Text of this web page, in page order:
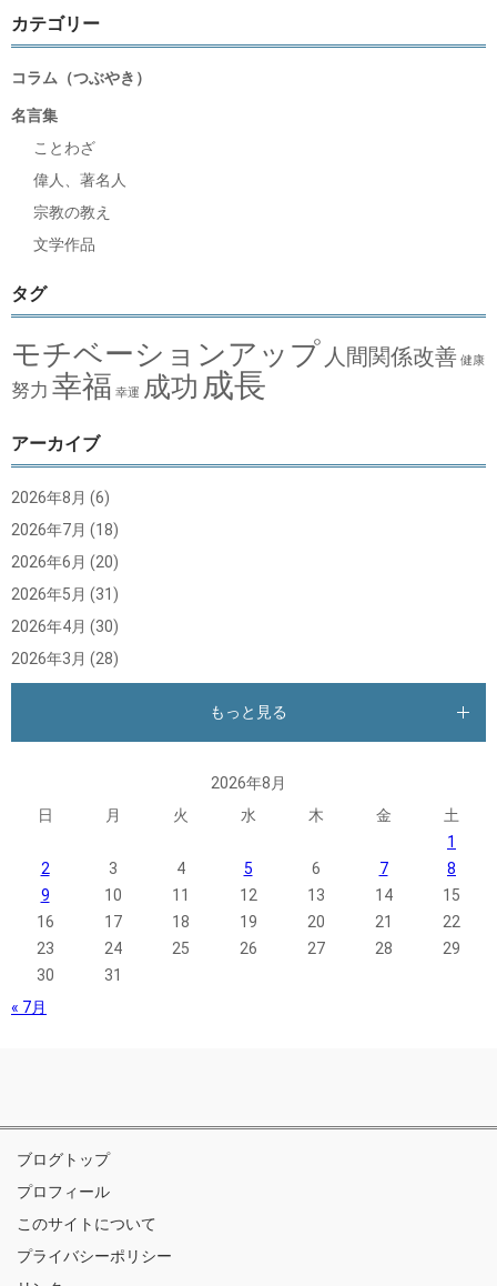
カテゴリー
コラム（つぶやき）
名言集
ことわざ
偉人、著名人
宗教の教え
文学作品
タグ
モチベーションアップ 人間関係改善 健康
努力 幸福 幸運 成功 成長
アーカイブ
2026年8月 (6)
2026年7月 (18)
2026年6月 (20)
2026年5月 (31)
2026年4月 (30)
2026年3月 (28)
もっと見る
2026年8月
日
月 火 水 木 金
土
1
2
3 4 5 6 7
8
9
10 11 12 13 14
15
16
17 18 19 20 21
22
23
24 25 26 27 28
29
30
31
« 7月
ブログトップ
プロフィール
このサイトについて
プライバシーポリシー